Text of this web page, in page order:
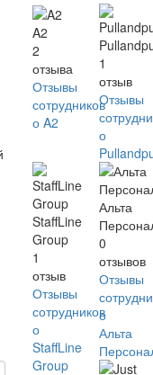
A2
2
отзыва
Отзывы
сотрудников
о A2
1
отзыв
Отзывы
о
StaffLine
Group
1
отзыв
Отзывы
сотрудников
о
StaffLine
Group
Альта
0
отзывов
Отзывы
о
Альта